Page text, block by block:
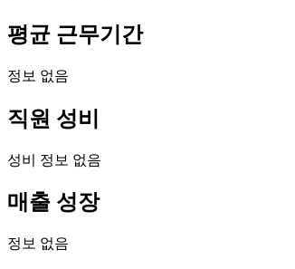
평균 근무기간
정보 없음
직원 성비
성비 정보 없음
매출 성장
정보 없음